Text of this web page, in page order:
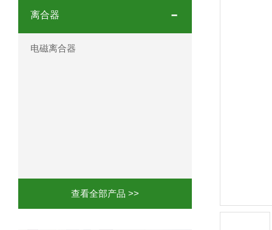
OEMER电机QLS 180M环保农业领域
mini motor电机MC230P3T 20- B参数
离合器
电磁离合器
查看全部产品 >>